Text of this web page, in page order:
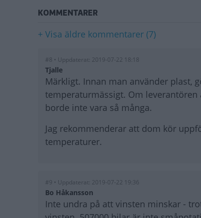
KOMMENTARER
+ Visa äldre kommentarer (7)
#8 • Uppdaterat: 2019-07-22 18:18
Tjalle
Märkligt. Innan man använder plast,
temperaturmässigt. Om
borde inte vara så många.
Jag rekommenderar att dom kör
temperaturer.
#9 • Uppdaterat: 2019-07-22 19:36
Bo Håkansson
Inte undra på att vinsten minskar -